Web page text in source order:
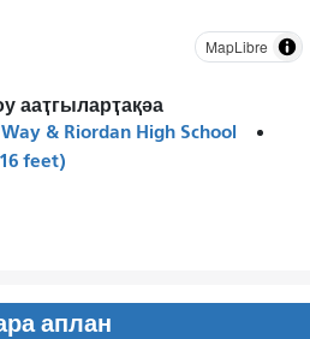
MapLibre
ааҭгыларҭақәа
& Riordan High School
feet)
аплан